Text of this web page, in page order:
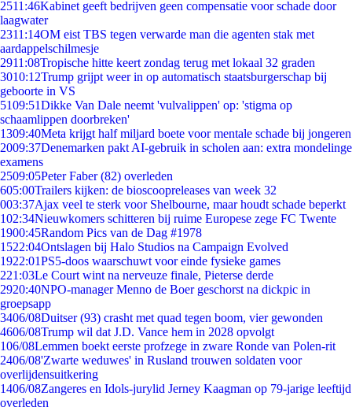
2511:46Kabinet geeft bedrijven geen compensatie voor schade door
laagwater
2311:14OM eist TBS tegen verwarde man die agenten stak met
aardappelschilmesje
2911:08Tropische hitte keert zondag terug met lokaal 32 graden
3010:12Trump grijpt weer in op automatisch staatsburgerschap bij
geboorte in VS
5109:51Dikke Van Dale neemt 'vulvalippen' op: 'stigma op
schaamlippen doorbreken'
1309:40Meta krijgt half miljard boete voor mentale schade bij jongeren
2009:37Denemarken pakt AI-gebruik in scholen aan: extra mondelinge
examens
2509:05Peter Faber (82) overleden
605:00Trailers kijken: de bioscoopreleases van week 32
003:37Ajax veel te sterk voor Shelbourne, maar houdt schade beperkt
102:34Nieuwkomers schitteren bij ruime Europese zege FC Twente
1900:45Random Pics van de Dag #1978
1522:04Ontslagen bij Halo Studios na Campaign Evolved
1922:01PS5-doos waarschuwt voor einde fysieke games
221:03Le Court wint na nerveuze finale, Pieterse derde
2920:40NPO-manager Menno de Boer geschorst na dickpic in
groepsapp
3406/08Duitser (93) crasht met quad tegen boom, vier gewonden
4606/08Trump wil dat J.D. Vance hem in 2028 opvolgt
106/08Lemmen boekt eerste profzege in zware Ronde van Polen-rit
2406/08'Zwarte weduwes' in Rusland trouwen soldaten voor
overlijdensuitkering
1406/08Zangeres en Idols-jurylid Jerney Kaagman op 79-jarige leeftijd
overleden